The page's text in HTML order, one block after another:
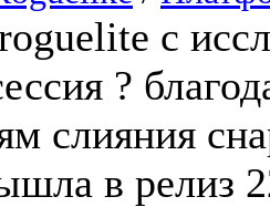
с
?
слияния
в релиз